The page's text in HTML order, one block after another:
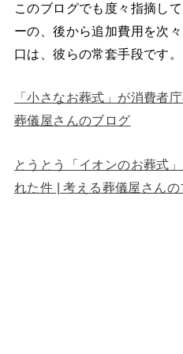
このブログでも度々指摘し
ーの、後から追加費用を次
口は、彼らの常套手段です。
「小さなお葬式」が消費者
葬儀屋さんのブログ
とうとう「イオンのお葬式
れた件 | 考える葬儀屋さんの